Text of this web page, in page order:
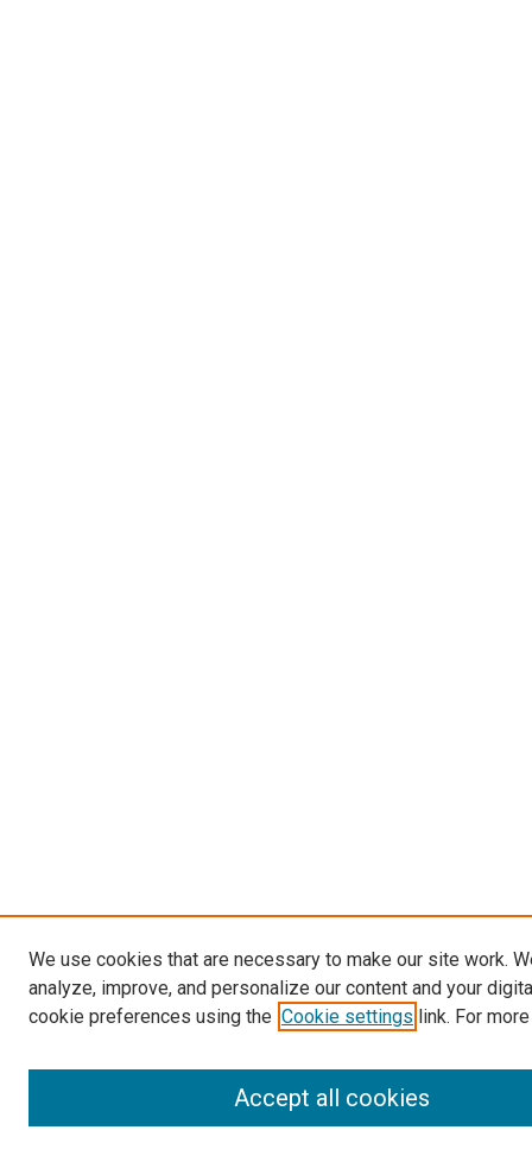
We use cookies that are necessary to make our site work.
analyze, improve, and personalize our content and your
cookie preferences using the Cookie settings link. For
Accept all cookies